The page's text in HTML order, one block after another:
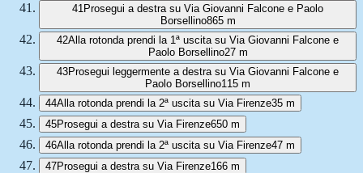
41 Prosegui a destra su Via Giovanni Falcone e Paolo
Borsellino865 m
42Alla rotonda prendi la 1ª uscita su Via Giovanni Falcone e
Paolo Borsellino27 m
43Prosegui leggermente a destra su Via Giovanni Falcone e
Paolo Borsellino115 m
44Alla rotonda prendi la 2ª uscita su Via Firenze35 m
45Prosegui a destra su Via Firenze650 m
46Alla rotonda prendi la 2ª uscita su Via Firenze47 m
47Prosegui a destra su Via Firenze166 m